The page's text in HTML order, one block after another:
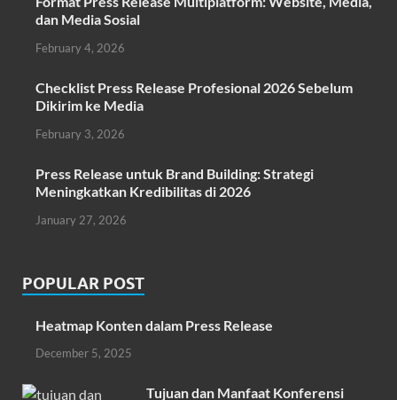
dan Media Sosial
February 4, 2026
Checklist Press Release Profesional 2026 Sebelum
Dikirim ke Media
February 3, 2026
Press Release untuk Brand Building: Strategi
Meningkatkan Kredibilitas di 2026
January 27, 2026
POPULAR POST
Heatmap Konten dalam Press Release
December 5, 2025
Tujuan dan Manfaat Konferensi